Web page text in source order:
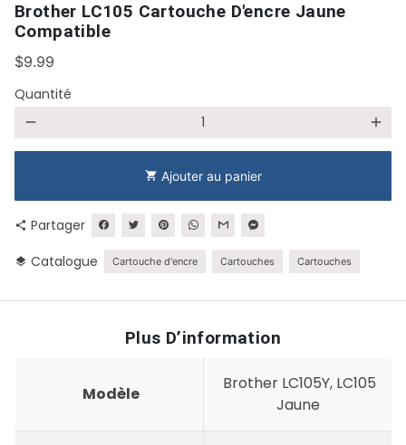
Brother LC105 Cartouche D'encre Jaune
Compatible
$9.99
Quantité
remove add
shopping_cart Ajouter au panier
share Partager
layers Catalogue Cartouche d'encre Cartouches Cartouches
Plus D’information
Modèle
Brother LC105Y, LC105
Jaune